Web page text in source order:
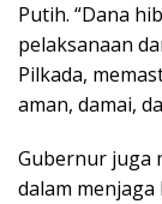
Putih. “Dana
pelaksanaan
Pilkada,
aman, damai,
Gubernur juga
dalam